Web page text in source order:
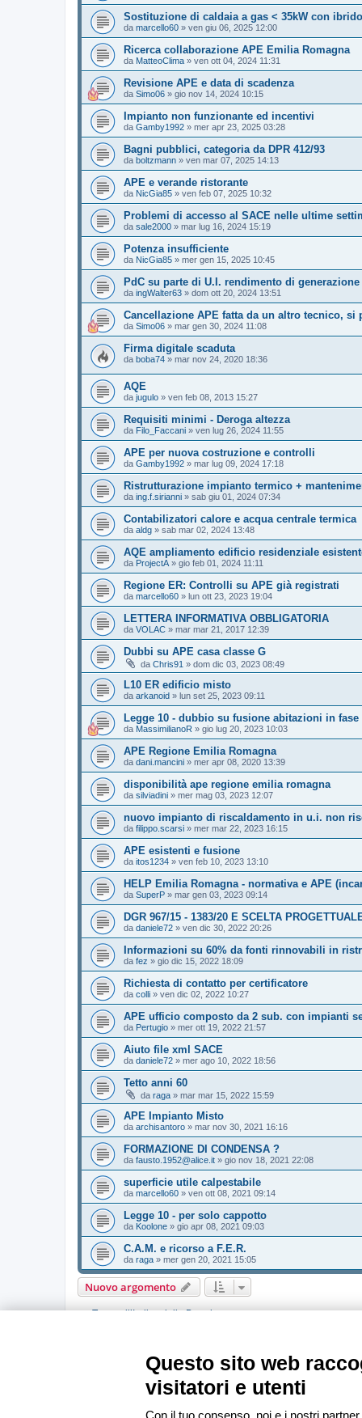
Sostituzione di caldaia a gas < 35kW con
da marcello60 » ven giu 06, 2025 12:00
Ricerca collaborazione APE Emilia Romagna
da MatteoClima » ven ott 04, 2024 11:31
Revisione APE e data di scadenza
da Simo06 » gio nov 14, 2024 10:15
Impianto non funzionante ed incentivi
da Gamby1992 » mer apr 23, 2025 03:28
Bagni pubblici, categoria da DPR 412/93
da boltzmann » ven mar 07, 2025 14:13
APE e verande ristorante
da NicGia85 » ven feb 07, 2025 10:32
Problemi di accesso al SACE nelle ultime
da sale2000 » mar lug 16, 2024 15:19
Potenza insufficiente
da NicGia85 » mer gen 15, 2025 10:45
PdC su parte di U.I. rendimento di
da ingWalter63 » dom ott 20, 2024 13:51
Cancellazione APE fatta da un altro tecnico, si
da Simo06 » mar gen 30, 2024 11:08
Firma digitale scaduta
da boba74 » mar nov 24, 2020 18:36
AQE
da jugulo » ven feb 08, 2013 15:27
Requisiti minimi - Deroga altezza
da Filo_Faccani » ven lug 26, 2024 11:55
APE per nuova costruzione e controlli
da Gamby1992 » mar lug 09, 2024 17:18
Ristrutturazione impianto termico +
da ing.f.sirianni » sab giu 01, 2024 07:34
Contabilizatori calore e acqua centrale termica
da aldg » sab mar 02, 2024 13:48
AQE ampliamento edificio residenziale
da ProjectA » gio feb 01, 2024 11:11
Regione ER: Controlli su APE già registrati
da marcello60 » lun ott 23, 2023 19:04
LETTERA INFORMATIVA OBBLIGATORIA
da VOLAC » mar mar 21, 2017 12:39
Dubbi su APE casa classe G
da Chris91 » dom dic 03, 2023 08:49
L10 ER edificio misto
da arkanoid » lun set 25, 2023 09:11
Legge 10 - dubbio su fusione abitazioni in
da MassimilianoR » gio lug 20, 2023 10:03
APE Regione Emilia Romagna
da dani.mancini » mer apr 08, 2020 13:39
disponibilità ape regione emilia romagna
da silviadini » mer mag 03, 2023 12:07
nuovo impianto di riscaldamento in u.i. non
da filippo.scarsi » mer mar 22, 2023 16:15
APE esistenti e fusione
da itos1234 » ven feb 10, 2023 13:10
HELP Emilia Romagna - normativa e APE
da SuperP » mar gen 03, 2023 09:14
DGR 967/15 - 1383/20 E SCELTA
da daniele72 » ven dic 30, 2022 20:26
Informazioni su 60% da fonti rinnovabili in
da fez » gio dic 15, 2022 18:09
Richiesta di contatto per certificatore
da colli » ven dic 02, 2022 10:27
APE ufficio composto da 2 sub. con impianti
da Pertugio » mer ott 19, 2022 21:57
Aiuto file xml SACE
da daniele72 » mer ago 10, 2022 18:56
Tetto anni 60
da raga » mar mar 15, 2022 15:59
APE Impianto Misto
da archisantoro » mar nov 30, 2021 16:16
FORMAZIONE DI CONDENSA ?
da fausto.1952@alice.it » gio nov 18, 2021 22:08
superficie utile calpestabile
da marcello60 » ven ott 08, 2021 09:14
Legge 10 - per solo cappotto
da Koolone » gio apr 08, 2021 09:03
C.A.M. e ricorso a F.E.R.
da raga » mer gen 20, 2021 15:05
Nuovo argomento
Torna all’Indice della Board
aprire nuovi argomenti
rispondere negli argomenti
modificare i tuoi messaggi
cancellare i tuoi messaggi
inviare allegati
Questo sito web
visitatori e utenti
Con il tuo consenso, noi e i nostri